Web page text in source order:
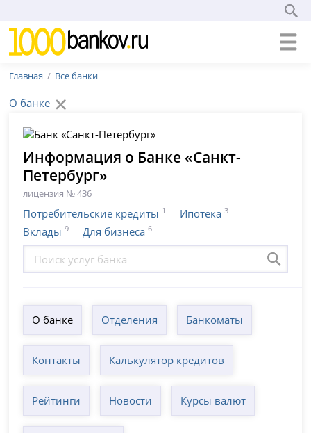
Главная Все банки
О банке
Информация о Банке «Санкт-
Петербург»
лицензия № 436
Потребительские кредиты 1 Ипотека 3
Вклады 9 Для бизнеса 6
О банке Отделения Банкоматы
Контакты Калькулятор кредитов
Рейтинги Новости Курсы валют